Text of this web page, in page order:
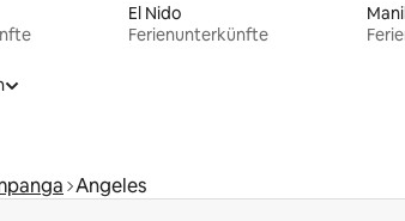
El Nido
Ferienunterkünfte
Angeles